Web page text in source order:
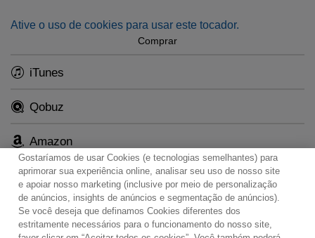
Ative o uso de cookies para usar este tocador.
Comprar
iTunes
Qobuz
Amazon
Contato Boletim de Notícias
Termos de Uso
Gostaríamos de usar Cookies (e tecnologias semelhantes) para
aprimorar sua experiência online, analisar seu uso de nosso site
e apoiar nosso marketing (inclusive por meio de personalização
de anúncios, insights de anúncios e segmentação de anúncios).
Se você deseja que definamos Cookies diferentes dos
estritamente necessários para o funcionamento do nosso site,